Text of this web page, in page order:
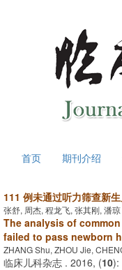
首页 期刊介绍
111 例未通过听力筛查新
张舒, 周杰, 程龙飞, 张其刚, 潘琼
The analysis of
failed to pass newborn
ZHANG Shu, ZHOU Jie,
临床儿科杂志 . 2016, (10):